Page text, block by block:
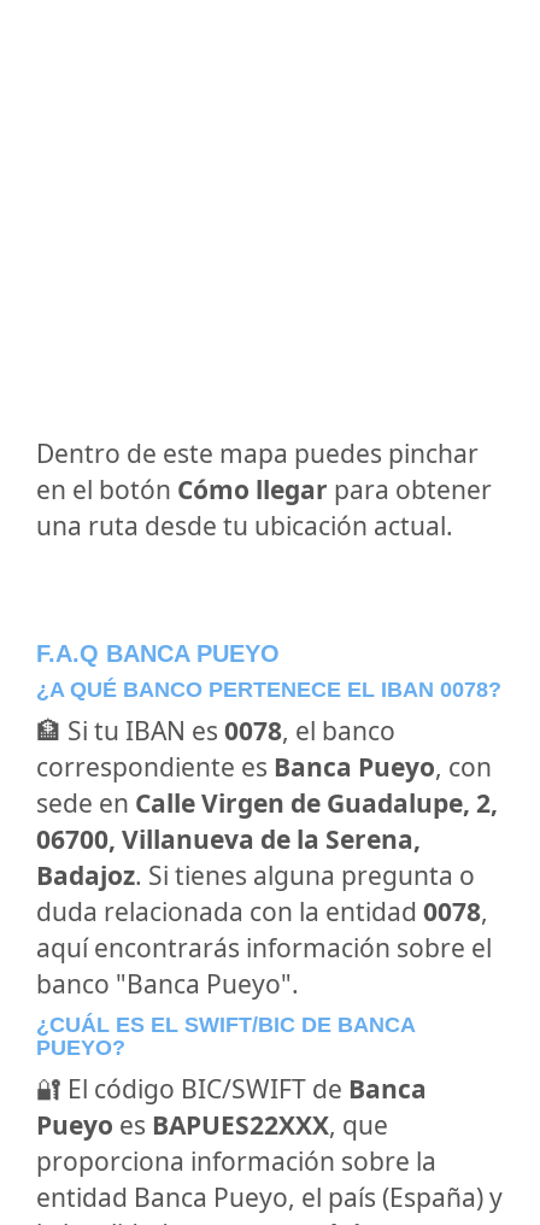
Dentro de este mapa puedes pinchar
en el botón Cómo llegar para obtener
una ruta desde tu ubicación actual.
F.A.Q BANCA PUEYO
¿A QUÉ BANCO PERTENECE EL IBAN 0078?
🏦 Si tu IBAN es 0078, el banco
correspondiente es Banca Pueyo, con
sede en Calle Virgen de Guadalupe, 2,
06700, Villanueva de la Serena,
Badajoz. Si tienes alguna pregunta o
duda relacionada con la entidad 0078,
aquí encontrarás información sobre el
banco "Banca Pueyo".
¿CUÁL ES EL SWIFT/BIC DE BANCA
PUEYO?
🔐 El código BIC/SWIFT de Banca
Pueyo es BAPUES22XXX, que
proporciona información sobre la
entidad Banca Pueyo, el país (España) y